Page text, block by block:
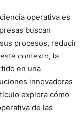
operativa es
buscan
procesos, reducir
contexto, la
en una
innovadoras
explora cómo
de las